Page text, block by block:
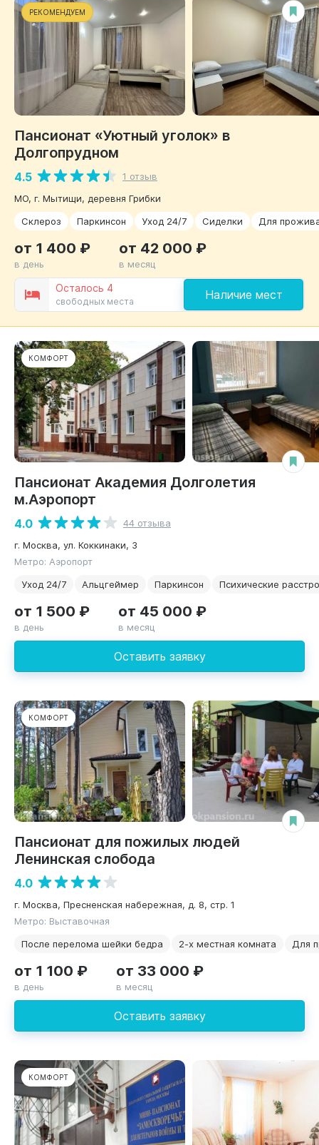
РЕКОМЕНДУЕМ
Пансионат «Уютный уголок» в
Долгопрудном
4.5
1 отзыв
МО, г. Мытищи, деревня Грибки
Склероз
Паркинсон Уход 24/7 Сиделки Для
Осталось 4
свободных места Наличие мест
от 1 400 ₽
в день
от 42 000 ₽
в месяц
КОМФОРТ
Пансионат Академия Долголетия
м.Аэропорт
4.0
44 отзыва
г. Москва, ул. Коккинаки, 3
Метро: Аэропорт
Уход 24/7
Альцгеймер Паркинсон Психические
Оставить заявку
от 1 500 ₽
в день
от 45 000 ₽
в месяц
КОМФОРТ
Пансионат для пожилых людей
Ленинская слобода
4.0
г. Москва, Пресненская набережная, д. 8, стр. 1
Метро: Выставочная
После перелома шейки бедра
2-х местная комната Для
Оставить заявку
от 1 100 ₽
в день
от 33 000 ₽
в месяц
КОМФОРТ